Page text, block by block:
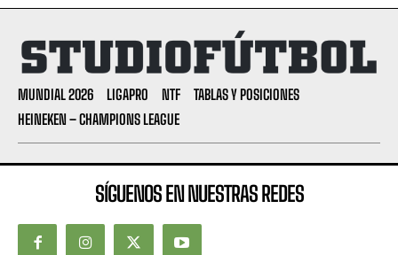
MUNDIAL 2026 LIGAPRO NTF
TABLAS Y POSICIONES
HEINEKEN – CHAMPIONS LEAGUE
SÍGUENOS EN NUESTRAS REDES